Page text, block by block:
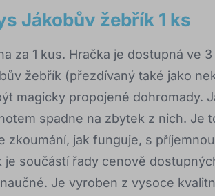
Jákobův žebřík 1 ks
za 1 kus. Hračka je dostupná ve
žebřík (přezdívaný také jako
magicky propojené dohromady.
spadne na zbytek z nich. Je
zkoumání, jak funguje, s
je součástí řady cenově
Je vyroben z vysoce